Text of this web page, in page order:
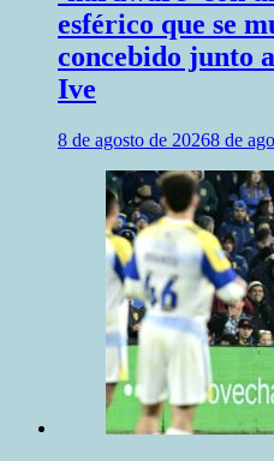
esférico que se
concebido junto
Ive
8 de agosto de 20268 de